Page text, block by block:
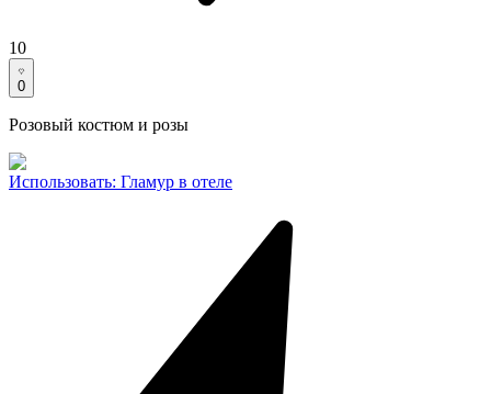
10
0
Розовый костюм и розы
Использовать: Гламур в отеле